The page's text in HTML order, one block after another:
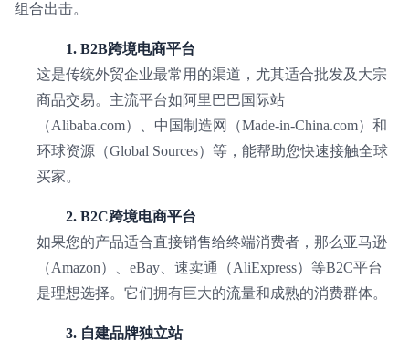
组合出击。
1. B2B跨境电商平台
这是传统外贸企业最常用的渠道，尤其适合批发及大宗
商品交易。主流平台如阿里巴巴国际站
（Alibaba.com）、中国制造网（Made-in-China.com）和
环球资源（Global Sources）等，能帮助您快速接触全球
买家。
2. B2C跨境电商平台
如果您的产品适合直接销售给终端消费者，那么亚马逊
（Amazon）、eBay、速卖通（AliExpress）等B2C平台
是理想选择。它们拥有巨大的流量和成熟的消费群体。
3. 自建品牌独立站